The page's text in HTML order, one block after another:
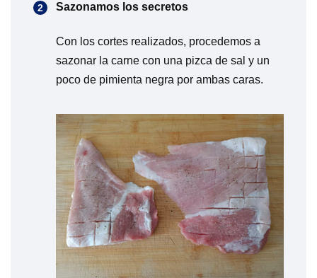
Sazonamos los secretos
Con los cortes realizados, procedemos a
sazonar la carne con una pizca de sal y un
poco de pimienta negra por ambas caras.